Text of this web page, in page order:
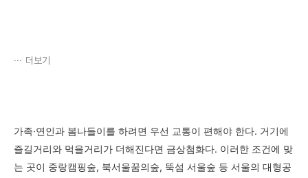
더보기
가족·연인과 봄나들이를 하려면 우선 교통이 편해야 한다. 거기에
즐길거리와 먹을거리가 더해진다면 금상첨화다. 이러한 조건에 맞
는 곳이 중랑캠핑숲, 북서울꿈의숲, 뚝섬 서울숲 등 서울의 대형공